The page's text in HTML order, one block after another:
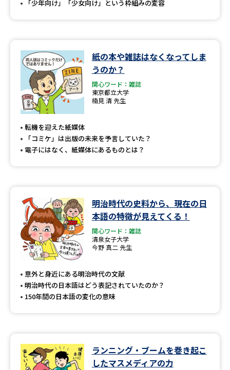
「少年向け」「少女向け」という枠組みの変容
紙の本や雑誌はなくなってしま
うのか？
関心ワード：雑誌
東京都立大学
楠見 清 先生
転機を迎えた紙媒体
「コミケ」は出版の未来を予言していた？
電子にはなく、紙媒体にあるものとは？
明治時代の史料から、現在の日
本語の特徴が見えてくる！
関心ワード：雑誌
清泉女子大学
今野 真二 先生
意外と身近にある明治時代の文献
明治時代の日本語はどう表記されていたのか？
150年間の日本語の変化の意味
ランニング・ブームを巻き起こ
したマスメディアの力